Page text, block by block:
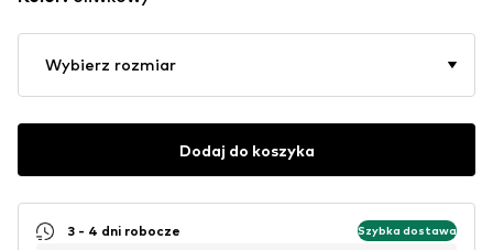
Wybierz rozmiar
Dodaj do koszyka
3 - 4 dni robocze Szybka dostawa